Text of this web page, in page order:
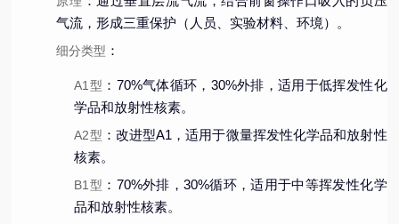
气流，形成三重保护（人员、实验材料、环境）。
细分类型 ：
A1型 ：70%气体循环，30%外排，适用于低挥发性化
学品和放射性核素。
A2型 ：改进型A1，适用于微量挥发性化学品和放射性
核素。
B1型 ：70%外排，30%循环，适用于中等挥发性化学
品和放射性核素。